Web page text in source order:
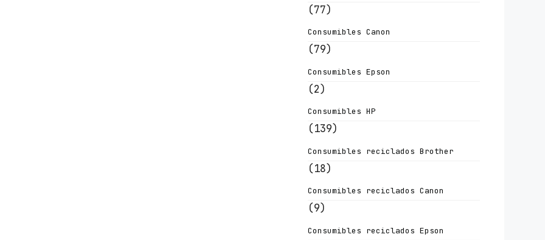
(77)
Consumibles Canon
(79)
Consumibles Epson
(2)
Consumibles HP
(139)
Consumibles reciclados Brother
(18)
Consumibles reciclados Canon
(9)
Consumibles reciclados Epson